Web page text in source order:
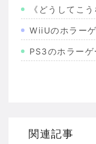
《どうしてこ
WiiUのホラー
PS3のホラー
ドラゴンクエス
関連記事